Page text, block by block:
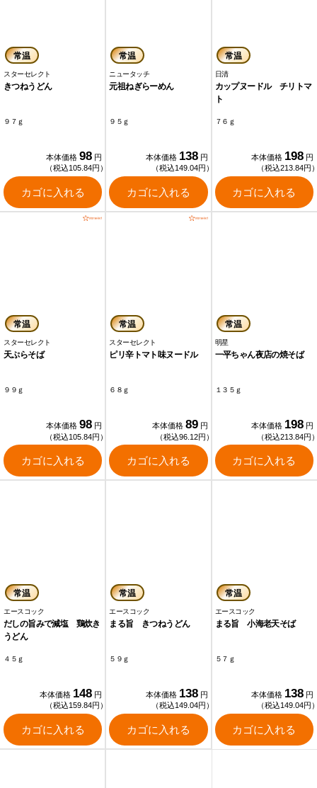
常温
スターセレクト
きつねうどん
９７ｇ
本体価格 98 円
（税込105.84円）
カゴに入れる
常温
ニュータッチ
元祖ねぎらーめん
９５ｇ
本体価格 138 円
（税込149.04円）
カゴに入れる
常温
日清
カップヌードル チリトマ
ト
７６ｇ
本体価格 198 円
（税込213.84円
カゴに入れる
常温
スターセレクト
天ぷらそば
９９ｇ
本体価格 98 円
（税込105.84円）
カゴに入れる
常温
スターセレクト
ピリ辛トマト味ヌードル
６８ｇ
本体価格 89 円
（税込96.12円）
カゴに入れる
常温
明星
一平ちゃん夜店の焼そば
１３５ｇ
本体価格 198 円
（税込213.84円
カゴに入れる
常温
エースコック
だしの旨みで減塩 鶏炊き
うどん
４５ｇ
本体価格 148 円
（税込159.84円）
カゴに入れる
常温
エースコック
まる旨 きつねうどん
５９ｇ
本体価格 138 円
（税込149.04円）
カゴに入れる
常温
エースコック
まる旨 小海老天そば
５７ｇ
本体価格 138 円
（税込149.04円
カゴに入れる